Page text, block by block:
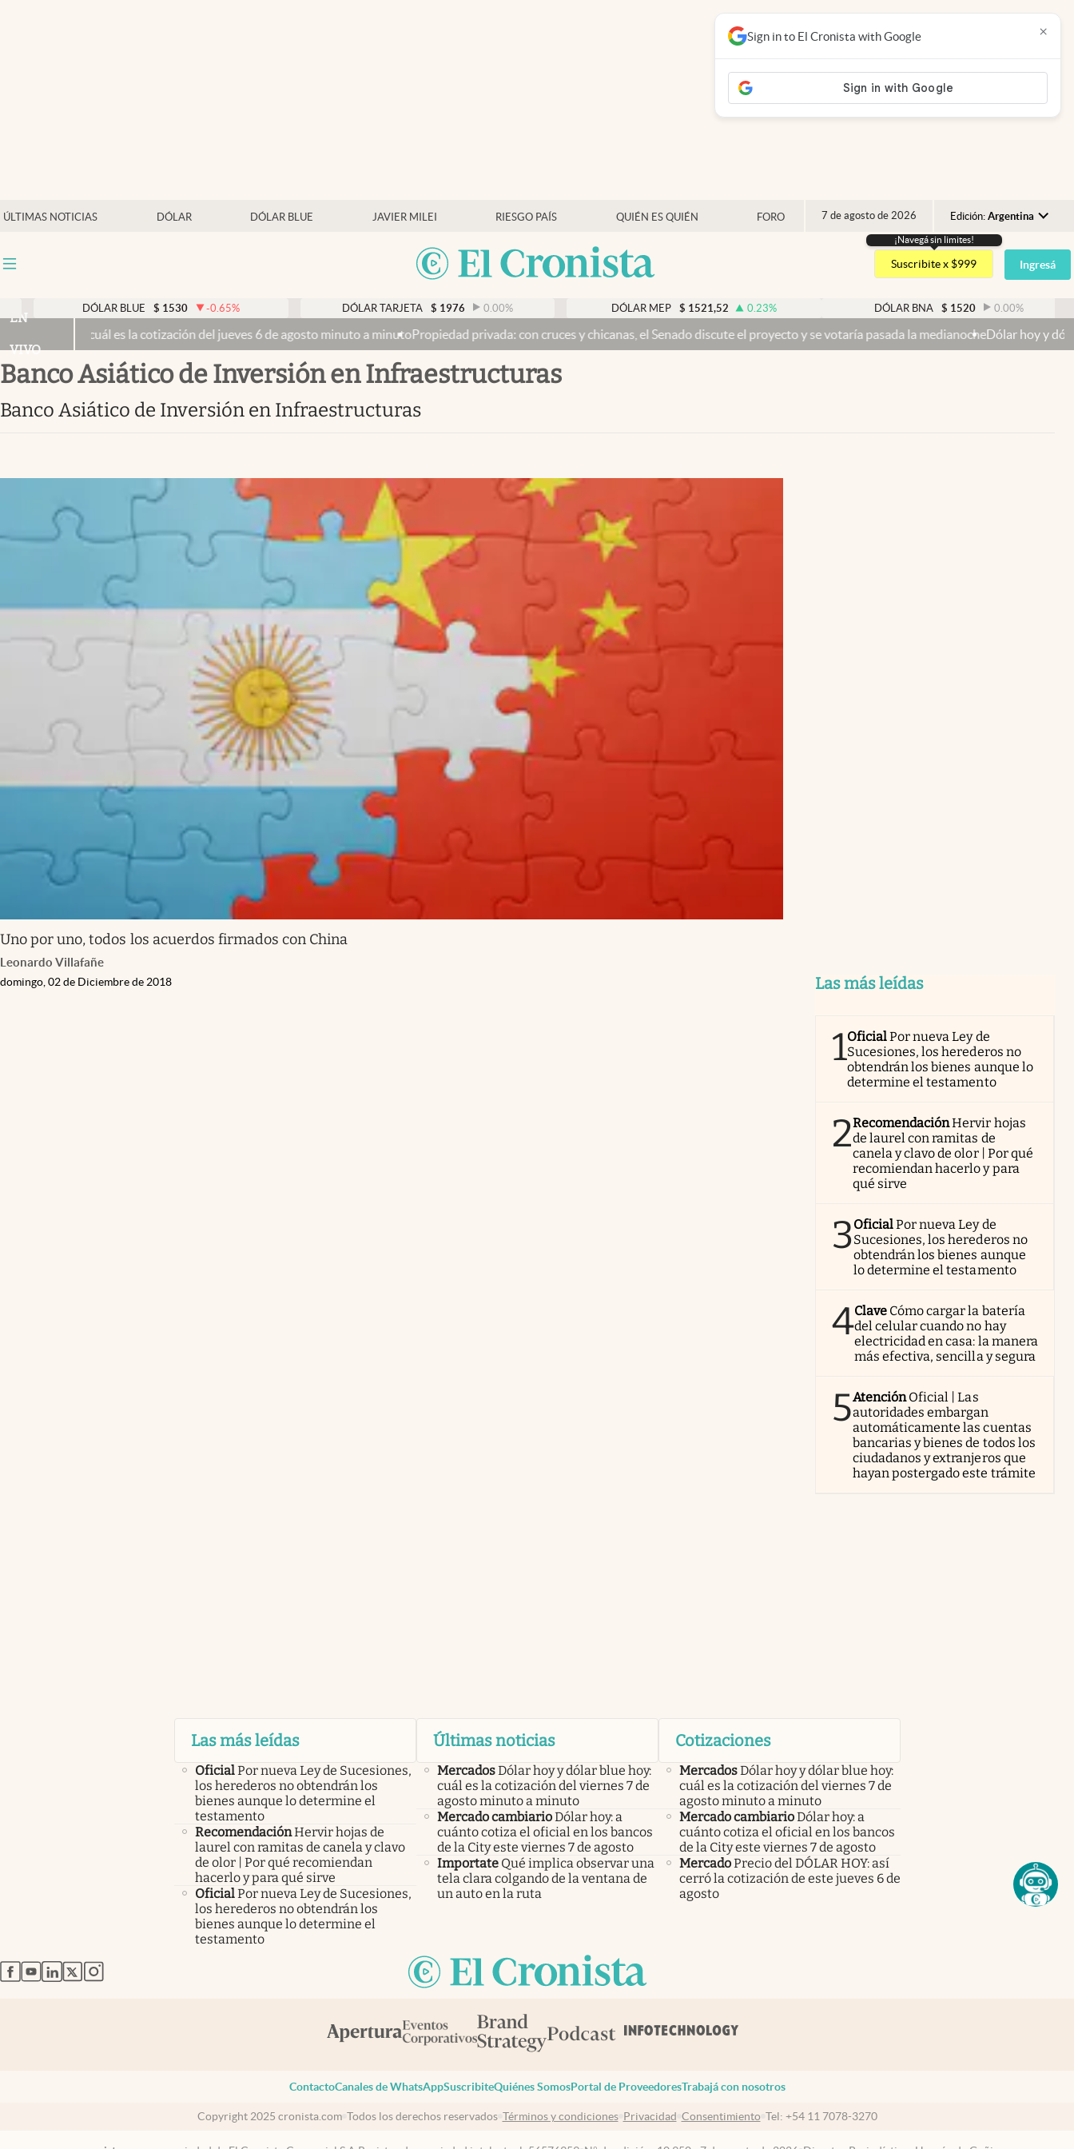
ÚLTIMAS NOTICIAS DÓLAR DÓLAR BLUE JAVIER MILEI RIESGO PAÍS QUIÉN ES QUIÉN FORO 7 de agosto de 2026 Edición: Argentina
Argentina
España
USA
Colombia
Mercados Online
Otras secciones
Infotechnology
El Cronista Studio
abre en nueva pestaña
¡Navegá sin limites!
Suscribite x $999 Ingresá
DÓLAR BLUE $ 1530 -0.65% DÓLAR TARJETA $ 1976 0.00 % DÓLAR MEP $ 1521,52 0.23% DÓLAR BNA $ 1520 0.00 %
EN
VIVO
hoy: cuál es la cotización del jueves 6 de agosto minuto a minutoPropiedad privada: con cruces y chicanas, el Senado discute el proyecto y se votaría pasada la medianocheDólar hoy y dólar blue
Sign in to El Cronista with Google ×
Banco Asiático de Inversión en Infraestructuras
Banco Asiático de Inversión en Infraestructuras
Uno por uno, todos los acuerdos firmados con China
Leonardo Villafañe
domingo, 02 de Diciembre de 2018 Las más leídas
1OficialPor nueva Ley de
Sucesiones, los herederos no
obtendrán los bienes aunque lo
determine el testamento
2RecomendaciónHervir hojas
de laurel con ramitas de
canela y clavo de olor | Por qué
recomiendan hacerlo y para
qué sirve
3OficialPor nueva Ley de
Sucesiones, los herederos no
obtendrán los bienes aunque
lo determine el testamento
4Clave Cómo cargar la batería
del celular cuando no hay
electricidad en casa: la manera
más efectiva, sencilla y segura
5AtenciónOficial | Las
autoridades embargan
automáticamente las cuentas
bancarias y bienes de todos los
ciudadanos y extranjeros que
hayan postergado este trámite
Las más leídas
OficialPor nueva Ley de Sucesiones,
los herederos no obtendrán los
bienes aunque lo determine el
testamento
RecomendaciónHervir hojas de
laurel con ramitas de canela y clavo
de olor | Por qué recomiendan
hacerlo y para qué sirve
OficialPor nueva Ley de Sucesiones,
los herederos no obtendrán los
bienes aunque lo determine el
testamento
Últimas noticias
MercadosDólar hoy y dólar blue hoy:
cuál es la cotización del viernes 7 de
agosto minuto a minuto
Mercado cambiarioDólar hoy: a
cuánto cotiza el oficial en los bancos
de la City este viernes 7 de agosto
Importate Qué implica observar una
tela clara colgando de la ventana de
un auto en la ruta
Cotizaciones
MercadosDólar hoy y dólar blue hoy:
cuál es la cotización del viernes 7 de
agosto minuto a minuto
Mercado cambiarioDólar hoy: a
cuánto cotiza el oficial en los bancos
de la City este viernes 7 de agosto
MercadoPrecio del DÓLAR HOY: así
cerró la cotización de este jueves 6 de
agosto
abre en nueva pestaña
abre en nueva pestaña
abre en nueva pestaña
abre en nueva pestaña
abre en nueva pestaña
ContactoCanales de WhatsAppSuscribiteQuiénes SomosPortal de ProveedoresTrabajá con nosotros
Copyright 2025 cronista.com Todos los derechos reservados Términos y condiciones Privacidad Consentimiento Tel: +54 11 7078-3270